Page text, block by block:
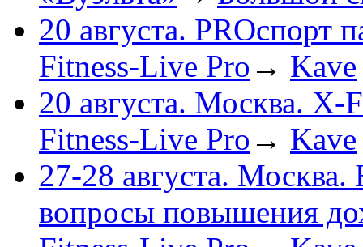
20 августа. PROспорт
Fitness-Live Pro → Kave
20 августа. Москва. X-
Fitness-Live Pro → Kave
27-28 августа.
вопросы повышения